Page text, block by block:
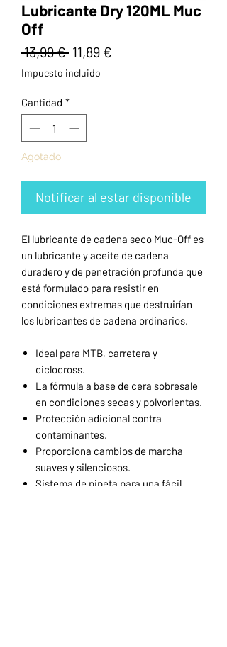
Lubricante Dry 120ML Muc
Off
13,99 € Precio
11,89 €
Impuesto incluido
Cantidad *
Agotado
Notificar al estar disponible
El lubricante de cadena seco Muc-Off es
un lubricante y aceite de cadena
duradero y de penetración profunda que
está formulado para resistir en
condiciones extremas que destruirían
los lubricantes de cadena ordinarios.
Ideal para MTB, carretera y
ciclocross.
La fórmula a base de cera sobresale
en condiciones secas y polvorientas.
Protección adicional contra
contaminantes.
Proporciona cambios de marcha
suaves y silenciosos.
Sistema de pipeta para una fácil